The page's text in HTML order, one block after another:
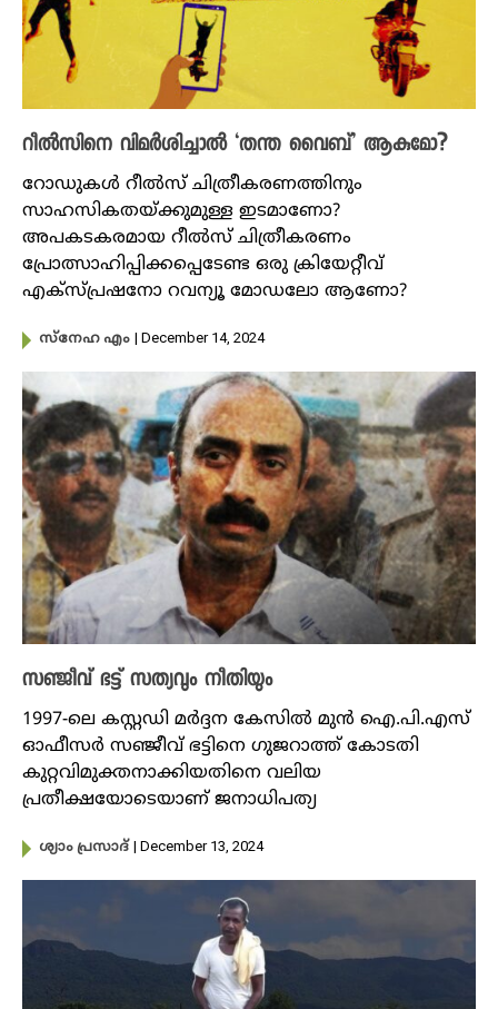
റീൽസിനെ വിമർശിച്ചാൽ ‘തന്ത വൈബ്’ ആകുമോ?
റോഡുകൾ റീൽസ് ചിത്രീകരണത്തിനും
സാഹസികതയ്ക്കുമുള്ള ഇടമാണോ?
അപകടകരമായ റീൽസ് ചിത്രീകരണം
പ്രോത്സാഹിപ്പിക്കപ്പെടേണ്ട ഒരു ക്രിയേറ്റീവ്
എക്സ്പ്രഷനോ റവന്യൂ മോഡലോ ആണോ?
സ്നേഹ എം | December 14, 2024
സഞ്ജീവ് ഭട്ട് സത്യവും നീതിയും
1997-ലെ കസ്റ്റഡി മർദ്ദന കേസിൽ മുൻ ഐ.പി.എസ്
ഓഫീസർ സഞ്ജീവ് ഭട്ടിനെ ഗുജറാത്ത് കോടതി
കുറ്റവിമുക്തനാക്കിയതിനെ വലിയ
പ്രതീക്ഷയോടെയാണ് ജനാധിപത്യ
ശ്യാം പ്രസാദ് | December 13, 2024